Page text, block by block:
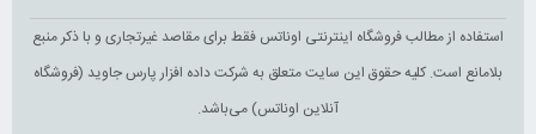
استفاده از مطالب فروشگاه اینترنتی اوناتس فقط برای مقاصد غیرتجاری و با ذکر منبع
بلامانع است. کلیه حقوق این سایت متعلق به شرکت داده افزار پارس جاوید (فروشگاه
آنلاین اوناتس) می‌باشد.